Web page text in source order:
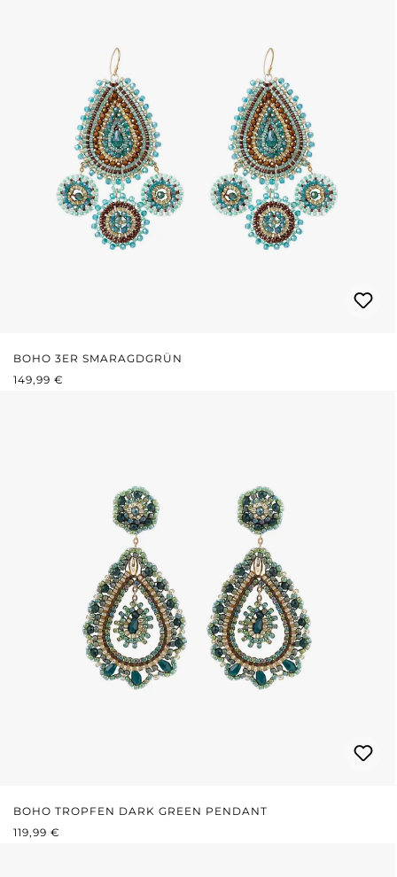
BOHO 3ER SMARAGDGRÜN
REGULÄRER PREIS:
149,99 €
BOHO TROPFEN DARK GREEN PENDANT
REGULÄRER PREIS:
119,99 €